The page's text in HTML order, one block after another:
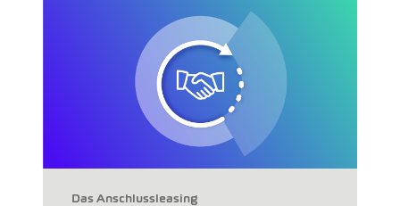
Das Anschlussleasing